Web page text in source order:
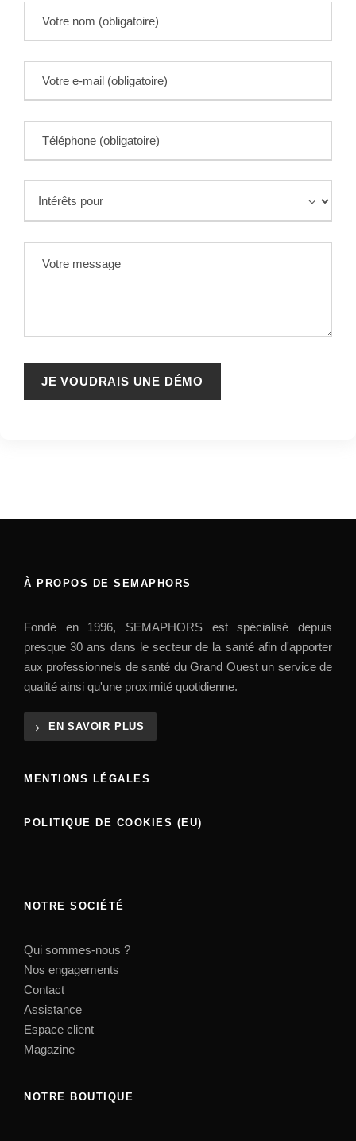
À PROPOS DE SEMAPHORS
Fondé en 1996, SEMAPHORS est spécialisé depuis
presque 30 ans dans le secteur de la santé afin d'apporter
aux professionnels de santé du Grand Ouest un service de
qualité ainsi qu'une proximité quotidienne.
EN SAVOIR PLUS
MENTIONS LÉGALES
POLITIQUE DE COOKIES (EU)
NOTRE SOCIÉTÉ
Qui sommes-nous ?
Nos engagements
Contact
Assistance
Espace client
Magazine
NOTRE BOUTIQUE